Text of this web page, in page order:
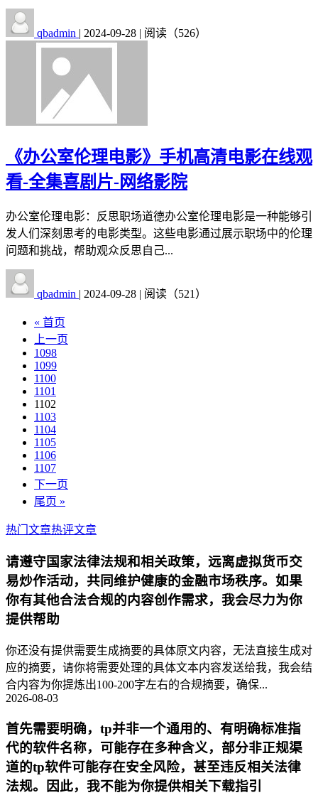
qbadmin | 2024-09-28 | 阅读（526）
《办公室伦理电影》手机高清电影在线观
看-全集喜剧片-网络影院
办公室伦理电影：反思职场道德办公室伦理电影是一种能够引
发人们深刻思考的电影类型。这些电影通过展示职场中的伦理
问题和挑战，帮助观众反思自己...
qbadmin | 2024-09-28 | 阅读（521）
« 首页
上一页
1098
1099
1100
1101
1102
1103
1104
1105
1106
1107
下一页
尾页 »
热门文章热评文章
请遵守国家法律法规和相关政策，远离虚拟货币交
易炒作活动，共同维护健康的金融市场秩序。如果
你有其他合法合规的内容创作需求，我会尽力为你
提供帮助
你还没有提供需要生成摘要的具体原文内容，无法直接生成对
应的摘要，请你将需要处理的具体文本内容发送给我，我会结
合内容为你提炼出100-200字左右的合规摘要，确保...
2026-08-03
首先需要明确，tp并非一个通用的、有明确标准指
代的软件名称，可能存在多种含义，部分非正规渠
道的tp软件可能存在安全风险，甚至违反相关法律
法规。因此，我不能为你提供相关下载指引